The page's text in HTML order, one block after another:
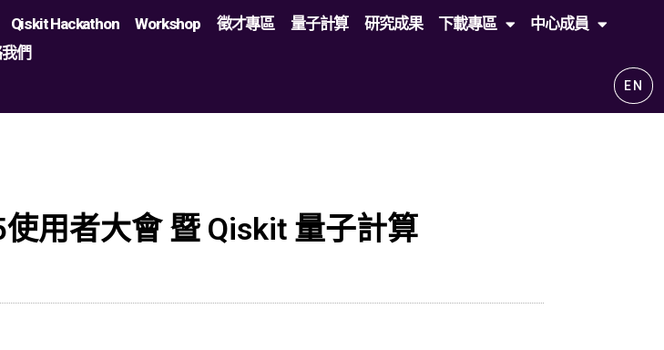
Qiskit Hackathon Workshop 徵才專區 量子計算 研究成果 下載專區
中心成員
們
EN
用者大會 暨 Qiskit 量子計算